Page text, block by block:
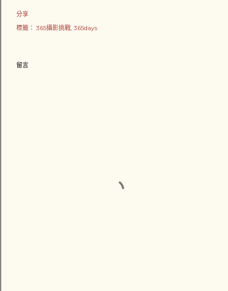
分享
標籤： 365攝影挑戰 365days
留言